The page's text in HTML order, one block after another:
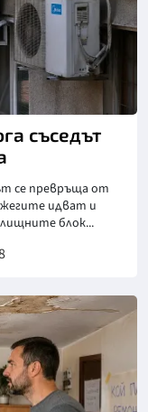
съседът
се превръща от
идват и
блок...